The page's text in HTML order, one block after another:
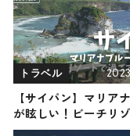
レー」も / OMO5函
野リゾート
トラベル
【サイパン】マリア
が眩しい！ビーチリ
過ごす2日間の旅